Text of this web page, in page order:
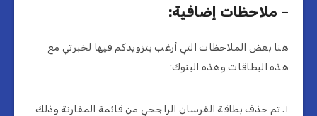
– ملاحظات إضافية:
هنا بعض الملاحظات التي أرغب بتزويدكم فيها لخبرتي مع
هذه البطاقات وهذه البنوك:
١. تم حذف بطاقة الفرسان الراجحي من قائمة المقارنة وذلك